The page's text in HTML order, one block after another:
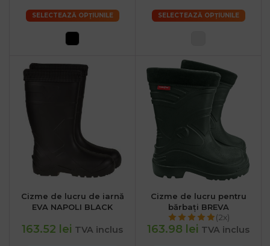
SELECTEAZĂ OPȚIUNILE SELECTEAZĂ OPȚIUNILE
Cizme de lucru de iarnă
EVA NAPOLI BLACK
163.52 lei TVA inclus
Cizme de lucru pentru
bărbați BREVA
(2x)
163.98 lei TVA inclus